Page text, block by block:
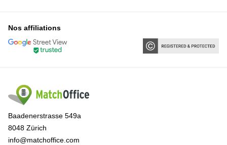
Nos affiliations
Baadenerstrasse 549a
8048 Zürich
info@matchoffice.com